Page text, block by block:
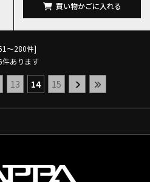
買い物かごに入れる
～280件]
件あります
13 14 15